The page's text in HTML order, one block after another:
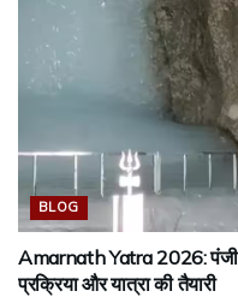
BLOG
Amarnath Yatra 2026:
प्रक्रिया और यात्रा की तैयारी